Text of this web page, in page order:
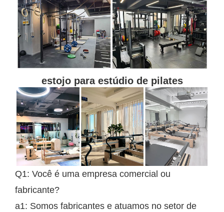
estojo para estúdio de pilates
Q1: Você é uma empresa comercial ou
fabricante?
a1: Somos fabricantes e atuamos no setor de